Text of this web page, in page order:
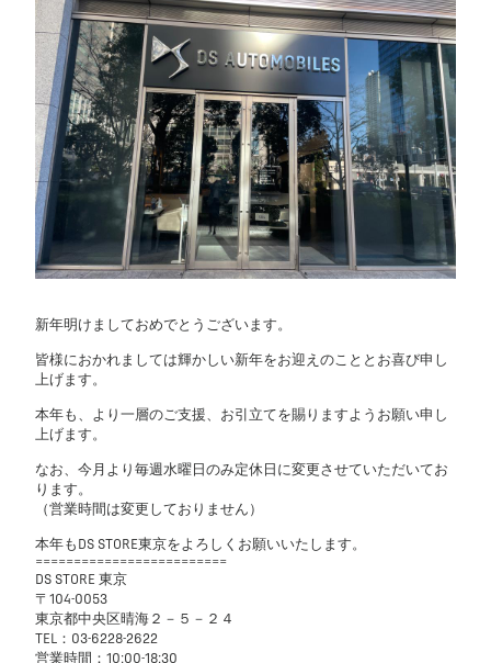
新年明けましておめでとうございます。
皆様におかれましては輝かしい新年をお迎えのこととお喜び申し
上げます。
本年も、より一層のご支援、お引立てを賜りますようお願い申し
上げます。
なお、今月より毎週水曜日のみ定休日に変更させていただいてお
ります。
（営業時間は変更しておりません）
本年もDS STORE東京をよろしくお願いいたします。
=========================
DS STORE 東京
〒104-0053
東京都中央区晴海２－５－２４
TEL：03-6228-2622
営業時間：10:00-18:30